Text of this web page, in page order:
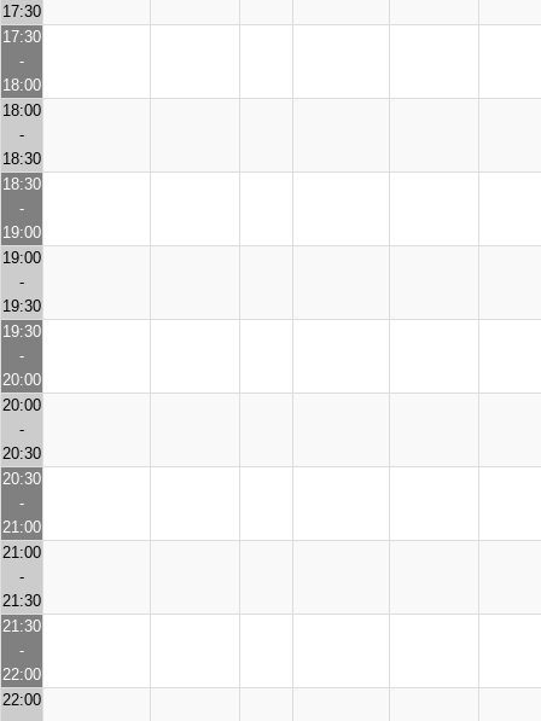
17:30
17:30
-
18:00
18:00
-
18:30
18:30
-
19:00
19:00
-
19:30
19:30
-
20:00
20:00
-
20:30
20:30
-
21:00
21:00
-
21:30
21:30
-
22:00
22:00